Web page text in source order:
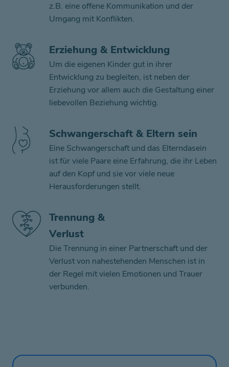
z.B. eine offene Kommunikation und der
Umgang mit Konflikten.
Erziehung & Entwicklung
Um die eigenen Kinder gut in ihrer
Entwicklung zu begleiten, ist neben der
Erziehung vor allem auch die Gestaltung einer
liebevollen Beziehung wichtig.
Schwangerschaft & Eltern sein
Eine Schwangerschaft und das Elterndasein
ist für viele Paare eine Erfahrung, die ihr Leben
auf den Kopf und sie vor viele neue
Herausforderungen stellt.
Trennung &
Verlust
Die Trennung in einer Partnerschaft und der
Verlust von nahestehenden Menschen ist in
der Regel mit vielen Emotionen und Trauer
verbunden.